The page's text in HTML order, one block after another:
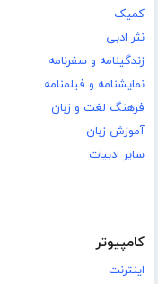
کمیک
نثر ادبی
زندگینامه و سفرنامه
نمایشنامه و فیلمنامه
فرهنگ لغت و زبان
آموزش زبان
سایر ادبیات
کامپیوتر
اینترنت